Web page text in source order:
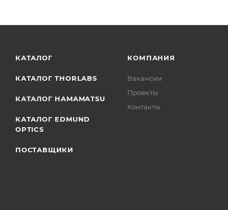
КАТАЛОГ
КАТАЛОГ THORLABS
КАТАЛОГ HAMAMATSU
КАТАЛОГ EDMUND
OPTICS
ПОСТАВЩИКИ
КОМПАНИЯ
Вакансии
Проекты
Контакты